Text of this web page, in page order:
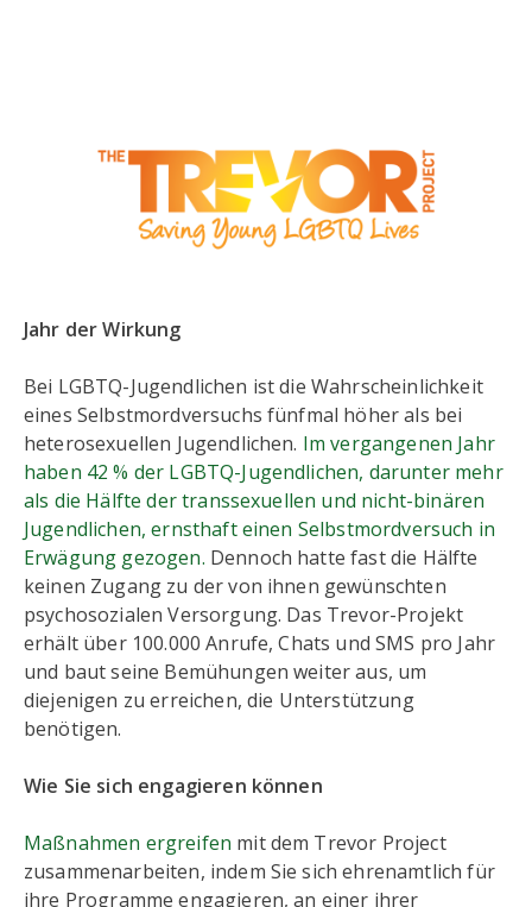
Jahr der Wirkung
Bei LGBTQ-Jugendlichen ist die Wahrscheinlichkeit
eines Selbstmordversuchs fünfmal höher als bei
heterosexuellen Jugendlichen. Im vergangenen Jahr
haben 42 % der LGBTQ-Jugendlichen, darunter mehr
als die Hälfte der transsexuellen und nicht-binären
Jugendlichen, ernsthaft einen Selbstmordversuch in
Erwägung gezogen. Dennoch hatte fast die Hälfte
keinen Zugang zu der von ihnen gewünschten
psychosozialen Versorgung. Das Trevor-Projekt
erhält über 100.000 Anrufe, Chats und SMS pro Jahr
und baut seine Bemühungen weiter aus, um
diejenigen zu erreichen, die Unterstützung
benötigen.
Wie Sie sich engagieren können
Maßnahmen ergreifen mit dem Trevor Project
zusammenarbeiten, indem Sie sich ehrenamtlich für
ihre Programme engagieren, an einer ihrer